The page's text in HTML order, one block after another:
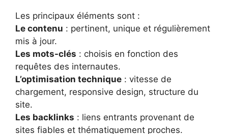
Les principaux éléments sont :
Le contenu : pertinent, unique et régulièrement
mis à jour.
Les mots-clés : choisis en fonction des
requêtes des internautes.
L’optimisation technique : vitesse de
chargement, responsive design, structure du
site.
Les backlinks : liens entrants provenant de
sites fiables et thématiquement proches.